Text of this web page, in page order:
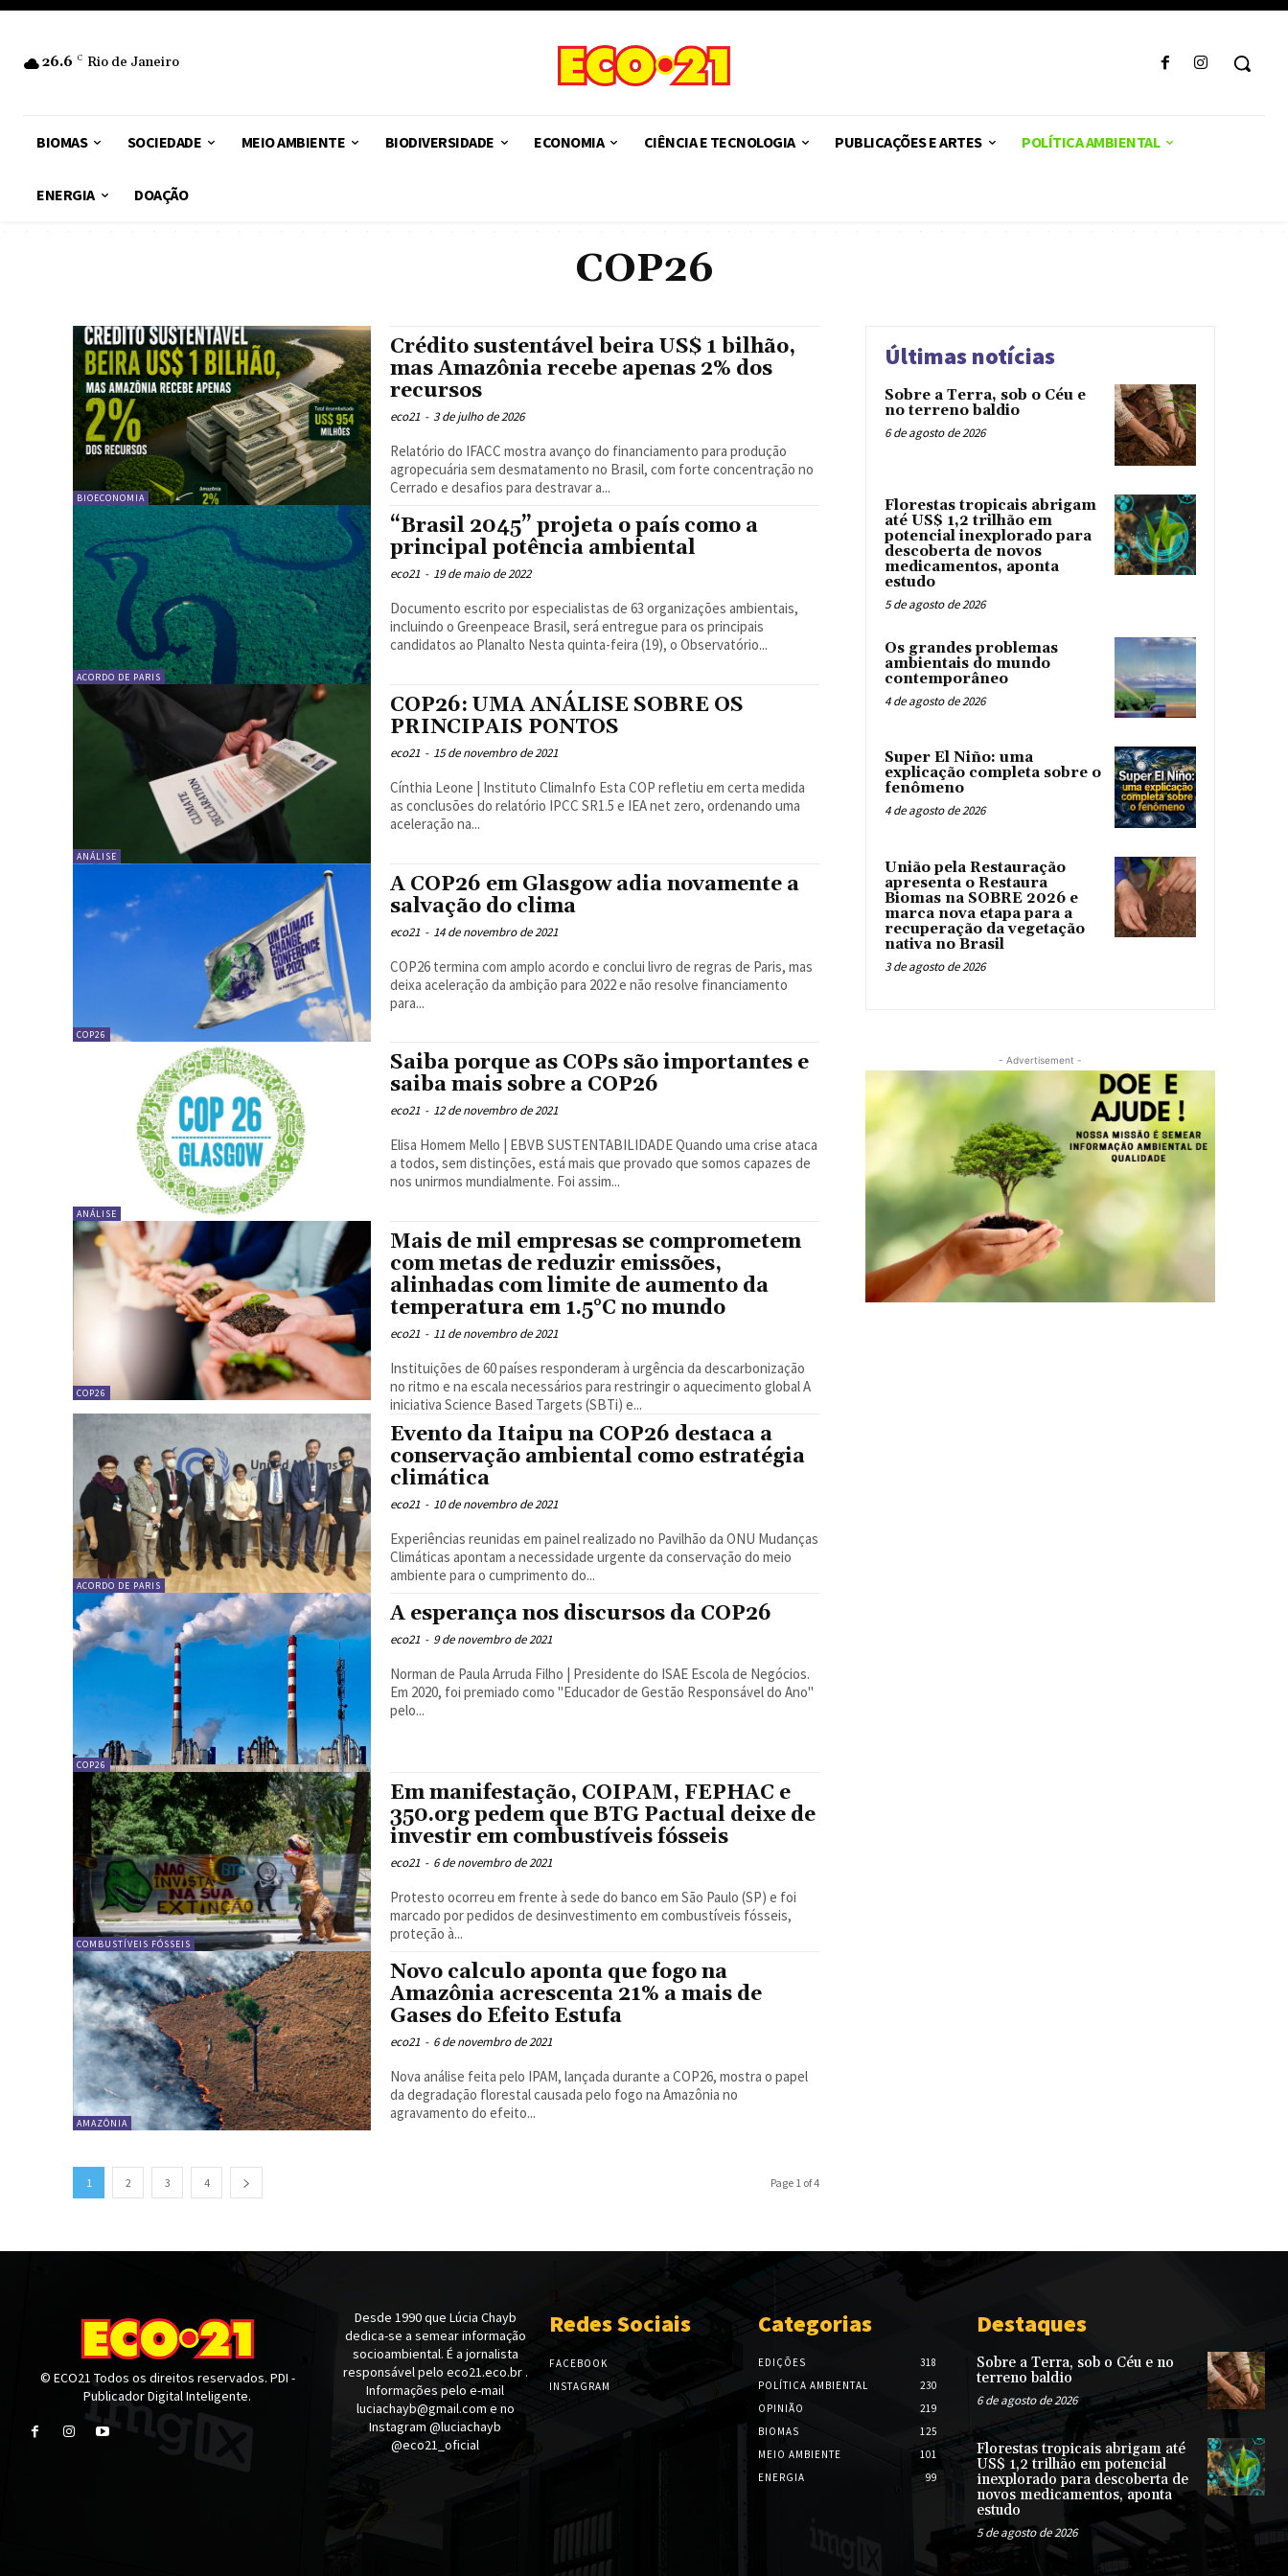
26.6 C Rio de Janeiro
BIOMAS SOCIEDADE MEIO AMBIENTE BIODIVERSIDADE ECONOMIA CIÊNCIA E TECNOLOGIA PUBLICAÇÕES E ARTES POLÍTICA AMBIENTAL
ENERGIA DOAÇÃO
COP26
BIOECONOMIA
Crédito sustentável beira US$ 1 bilhão,
mas Amazônia recebe apenas 2% dos
recursos
eco21 - 3 de julho de 2026
Relatório do IFACC mostra avanço do financiamento para produção
agropecuária sem desmatamento no Brasil, com forte concentração no
Cerrado e desafios para destravar a...
ACORDO DE PARIS
“Brasil 2045” projeta o país como a
principal potência ambiental
eco21 - 19 de maio de 2022
Documento escrito por especialistas de 63 organizações ambientais,
incluindo o Greenpeace Brasil, será entregue para os principais
candidatos ao Planalto Nesta quinta-feira (19), o Observatório...
ANÁLISE
COP26: UMA ANÁLISE SOBRE OS
PRINCIPAIS PONTOS
eco21 - 15 de novembro de 2021
Cínthia Leone | Instituto ClimaInfo Esta COP refletiu em certa medida
as conclusões do relatório IPCC SR1.5 e IEA net zero, ordenando uma
aceleração na...
COP26
A COP26 em Glasgow adia novamente a
salvação do clima
eco21 - 14 de novembro de 2021
COP26 termina com amplo acordo e conclui livro de regras de Paris, mas
deixa aceleração da ambição para 2022 e não resolve financiamento
para...
ANÁLISE
Saiba porque as COPs são importantes e
saiba mais sobre a COP26
eco21 - 12 de novembro de 2021
Elisa Homem Mello | EBVB SUSTENTABILIDADE Quando uma crise ataca
a todos, sem distinções, está mais que provado que somos capazes de
nos unirmos mundialmente. Foi assim...
COP26
Mais de mil empresas se comprometem
com metas de reduzir emissões,
alinhadas com limite de aumento da
temperatura em 1.5°C no mundo
eco21 - 11 de novembro de 2021
Instituições de 60 países responderam à urgência da descarbonização
no ritmo e na escala necessários para restringir o aquecimento global A
iniciativa Science Based Targets (SBTi) e...
ACORDO DE PARIS
Evento da Itaipu na COP26 destaca a
conservação ambiental como estratégia
climática
eco21 - 10 de novembro de 2021
Experiências reunidas em painel realizado no Pavilhão da ONU Mudanças
Climáticas apontam a necessidade urgente da conservação do meio
ambiente para o cumprimento do...
COP26
A esperança nos discursos da COP26
eco21 - 9 de novembro de 2021
Norman de Paula Arruda Filho | Presidente do ISAE Escola de Negócios.
Em 2020, foi premiado como "Educador de Gestão Responsável do Ano"
pelo...
COMBUSTÍVEIS FÓSSEIS
Em manifestação, COIPAM, FEPHAC e
350.org pedem que BTG Pactual deixe de
investir em combustíveis fósseis
eco21 - 6 de novembro de 2021
Protesto ocorreu em frente à sede do banco em São Paulo (SP) e foi
marcado por pedidos de desinvestimento em combustíveis fósseis,
proteção à...
AMAZÔNIA
Novo calculo aponta que fogo na
Amazônia acrescenta 21% a mais de
Gases do Efeito Estufa
eco21 - 6 de novembro de 2021
Nova análise feita pelo IPAM, lançada durante a COP26, mostra o papel
da degradação florestal causada pelo fogo na Amazônia no
agravamento do efeito...
1 2 3 4 Page 1 of 4
Últimas notícias
Sobre a Terra, sob o Céu e
no terreno baldio
6 de agosto de 2026
Florestas tropicais abrigam
até US$ 1,2 trilhão em
potencial inexplorado para
descoberta de novos
medicamentos, aponta
estudo
5 de agosto de 2026
Os grandes problemas
ambientais do mundo
contemporâneo
4 de agosto de 2026
Super El Niño: uma
explicação completa sobre o
fenômeno
4 de agosto de 2026
União pela Restauração
apresenta o Restaura
Biomas na SOBRE 2026 e
marca nova etapa para a
recuperação da vegetação
nativa no Brasil
3 de agosto de 2026
- Advertisement -
© ECO21 Todos os direitos reservados. PDI -
Publicador Digital Inteligente.
Desde 1990 que Lúcia Chayb
dedica-se a semear informação
socioambiental. É a jornalista
responsável pelo eco21.eco.br .
Informações pelo e-mail
luciachayb@gmail.com e no
Instagram @luciachayb
@eco21_oficial
Redes Sociais
FACEBOOK
INSTAGRAM
Categorias
EDIÇÕES
318
POLÍTICA AMBIENTAL
230
OPINIÃO
219
BIOMAS
125
MEIO AMBIENTE
101
ENERGIA
99
Destaques
Sobre a Terra, sob o Céu e no
terreno baldio
6 de agosto de 2026
Florestas tropicais abrigam até
US$ 1,2 trilhão em potencial
inexplorado para descoberta de
novos medicamentos, aponta
estudo
5 de agosto de 2026